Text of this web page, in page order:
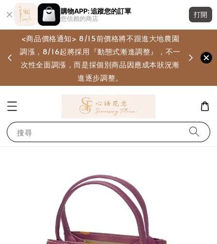
購物APP: 追蹤您的訂單
您信賴的商店
打開
<商品價格通知> 8/15前價格將不跟進大地農園
調漲，8/16起將採用『動態式漸進調整』，不一
次性全面調漲，而是採個別商品因應成本狀況漸
進逐步調整。
搜尋